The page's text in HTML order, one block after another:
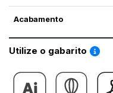
Acabamento
Utilize o gabarito